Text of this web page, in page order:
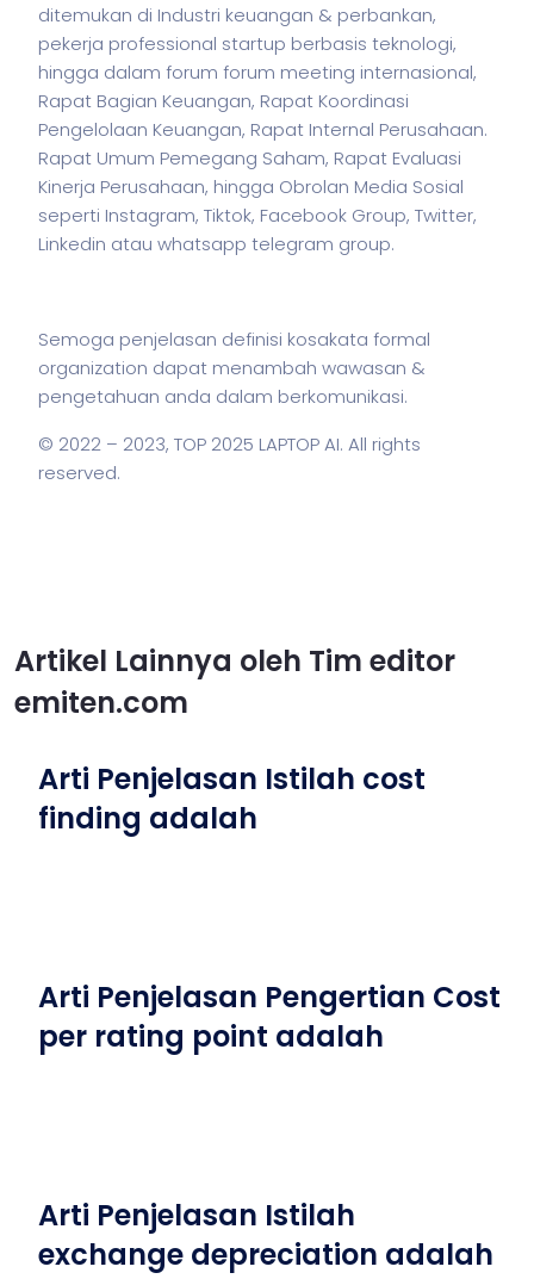
ditemukan di Industri keuangan & perbankan,
pekerja professional startup berbasis teknologi,
hingga dalam forum forum meeting internasional,
Rapat Bagian Keuangan, Rapat Koordinasi
Pengelolaan Keuangan, Rapat Internal Perusahaan.
Rapat Umum Pemegang Saham, Rapat Evaluasi
Kinerja Perusahaan, hingga Obrolan Media Sosial
seperti Instagram, Tiktok, Facebook Group, Twitter,
Linkedin atau whatsapp telegram group.
Semoga penjelasan definisi kosakata formal
organization dapat menambah wawasan &
pengetahuan anda dalam berkomunikasi.
© 2022 – 2023, TOP 2025 LAPTOP AI. All rights
reserved.
Artikel Lainnya oleh Tim editor
emiten.com
Arti Penjelasan Istilah cost
finding adalah
Arti Penjelasan Pengertian Cost
per rating point adalah
Arti Penjelasan Istilah
exchange depreciation adalah